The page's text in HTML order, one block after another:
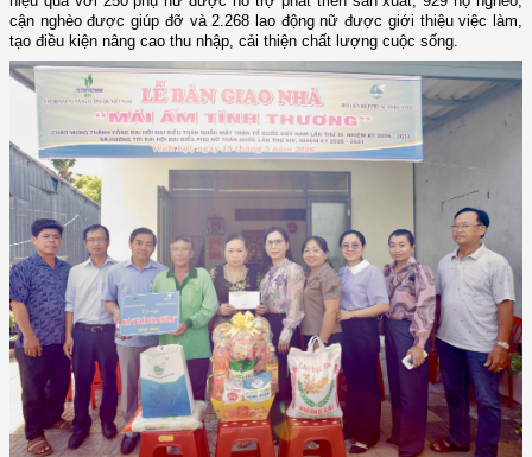
cận nghèo được giúp đỡ và 2.268 lao động nữ được giới thiệu việc làm,
tạo điều kiện nâng cao thu nhập, cải thiện chất lượng cuộc sống.